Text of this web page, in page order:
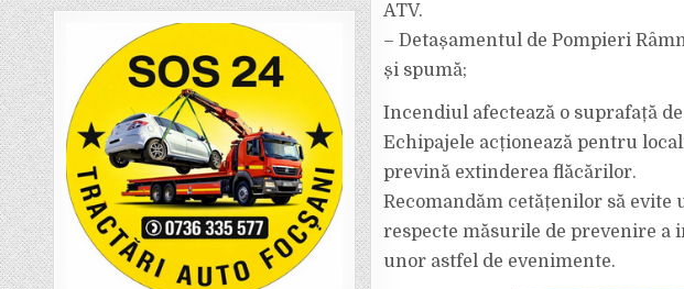
ATV.
– Detașamentul de Pompieri
și spumă;
Incendiul afectează o suprafață
Echipajele acționează pentru
prevină extinderea flăcărilor.
Recomandăm cetățenilor să
respecte măsurile de prevenire
unor astfel de evenimente.